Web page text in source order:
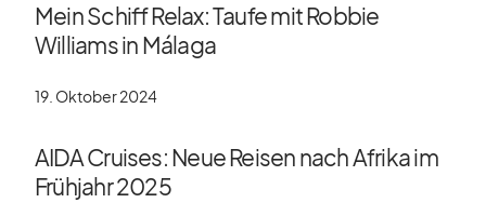
Mein Schiff Relax: Taufe mit Robbie
Williams in Málaga
19. Oktober 2024
AIDA Cruises: Neue Reisen nach Afrika im
Frühjahr 2025